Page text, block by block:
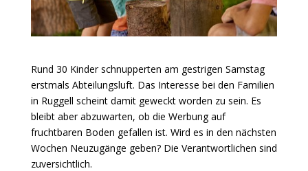
Rund 30 Kinder schnupperten am gestrigen Samstag
erstmals Abteilungsluft. Das Interesse bei den Familien
in Ruggell scheint damit geweckt worden zu sein. Es
bleibt aber abzuwarten, ob die Werbung auf
fruchtbaren Boden gefallen ist. Wird es in den nächsten
Wochen Neuzugänge geben? Die Verantwortlichen sind
zuversichtlich.